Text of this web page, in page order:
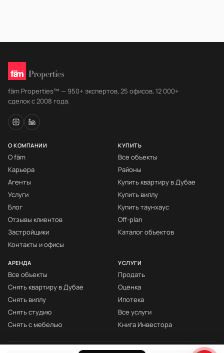
fäm Properties™ — 950+ экспертов, 25 офисов, 12 000+
сделок с 2008 года.
О КОМПАНИИ
О fäm
Карьера
Агенты
Услуги
Блог
Отзывы клиентов
Застройщики
Контакты и офисы
КУПИТЬ
Все объекты
Районы
Купить квартиру в Дубае
Купить виллу
Купить таунхаус
Off-plan
Каталог объектов
АРЕНДА
Все объекты
Снять квартиру в Дубае
Снять виллу
Снять студию
Снять с мебелью
УСЛУГИ
Продать
Оценка
Ипотека
Все услуги
Книга Инвестора